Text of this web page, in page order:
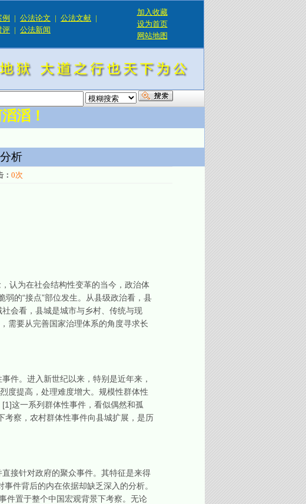
| 公法论文 | 公法文献 |
评 | 公法新闻
加入收藏
设为首页
网站地图
滔！
析
： 0次
认为在社会结构性变革的当今，政治体
弱的“接点”部位发生。从县级政治看，县
会看，县城是城市与乡村、传统与现
需要从完善国家治理体系的角度寻求长
。进入新世纪以来，特别是近年来，
度提高，处理难度增大。规模性群体性
这一系列群体性事件，看似偶然和孤
考察，农村群体性事件向县城扩展，是历
接针对政府的聚众事件。其特征是来得
件背后的内在依据却缺乏深入的分析。
件置于整个中国宏观背景下考察。无论